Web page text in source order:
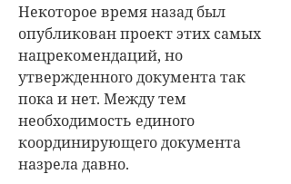
Некоторое время назад был
опубликован проект этих самых
нацрекомендаций, но
утвержденного документа так
пока и нет. Между тем
необходимость единого
координирующего документа
назрела давно.